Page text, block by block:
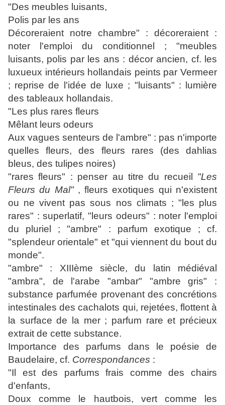
"Des meubles luisants,
Polis par les ans
Décoreraient notre chambre" : décoreraient :
noter l'emploi du conditionnel ; "meubles
luisants, polis par les ans : décor ancien, cf. les
luxueux intérieurs hollandais peints par Vermeer
; reprise de l'idée de luxe ; "luisants" : lumière
des tableaux hollandais.
"Les plus rares fleurs
Mêlant leurs odeurs
Aux vagues senteurs de l'ambre" : pas n'importe
quelles fleurs, des fleurs rares (des dahlias
bleus, des tulipes noires)
"rares fleurs" : penser au titre du recueil "Les
Fleurs du Mal", fleurs exotiques qui n'existent
ou ne vivent pas sous nos climats ; "les plus
rares" : superlatif, "leurs odeurs" : noter l'emploi
du pluriel ; "ambre" : parfum exotique ; cf.
"splendeur orientale" et "qui viennent du bout du
monde".
"ambre" : XIIIème siècle, du latin médiéval
"ambra", de l'arabe "ambar" "ambre gris" :
substance parfumée provenant des concrétions
intestinales des cachalots qui, rejetées, flottent à
la surface de la mer ; parfum rare et précieux
extrait de cette substance.
Importance des parfums dans le poésie de
Baudelaire, cf. Correspondances :
"Il est des parfums frais comme des chairs
d'enfants,
Doux comme le hautbois, vert comme les